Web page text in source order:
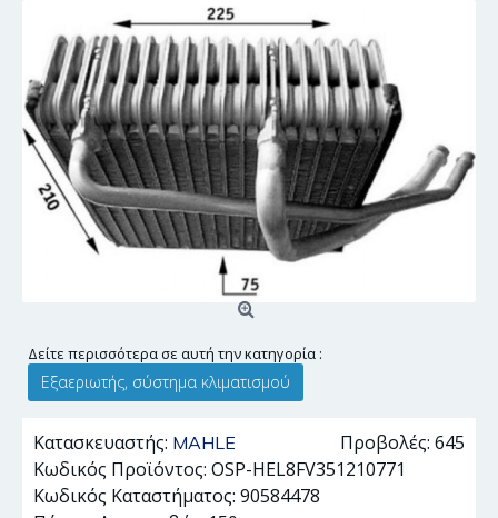
Δείτε περισσότερα σε αυτή την κατηγορία :
Εξαεριωτής, σύστημα κλιματισμού
Προβολές: 645
Κατασκευαστής: MAHLE
Κωδικός Προϊόντος: OSP-HEL8FV351210771
Κωδικός Καταστήματος: 90584478